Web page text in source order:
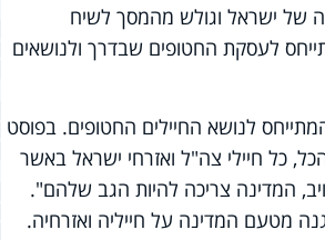
של ישראל וגולש מהמסך לשיח
לעסקת החטופים שבדרך ולנושאים
לנושא החיילים החטופים. בפוסט
כל חיילי צה"ל ואזרחי ישראל באשר
המדינה צריכה להיות הגב שלהם".
מטעם המדינה על חייליה ואזרחיה.